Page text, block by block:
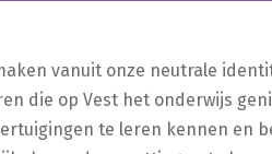
vanuit onze neutrale
die op Vest het onderwijs
te leren kennen en